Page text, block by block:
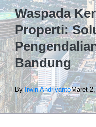
Waspada
Properti:
Bandung
ByIrwin AndriyantoMaret